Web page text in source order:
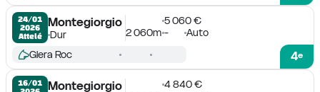
24/01
2026
Attelé
Montegiorgio
Dur
5 060 €
2 060m - Auto
4e
Glera Roc
16/01
Montegiorgio
4 840 €